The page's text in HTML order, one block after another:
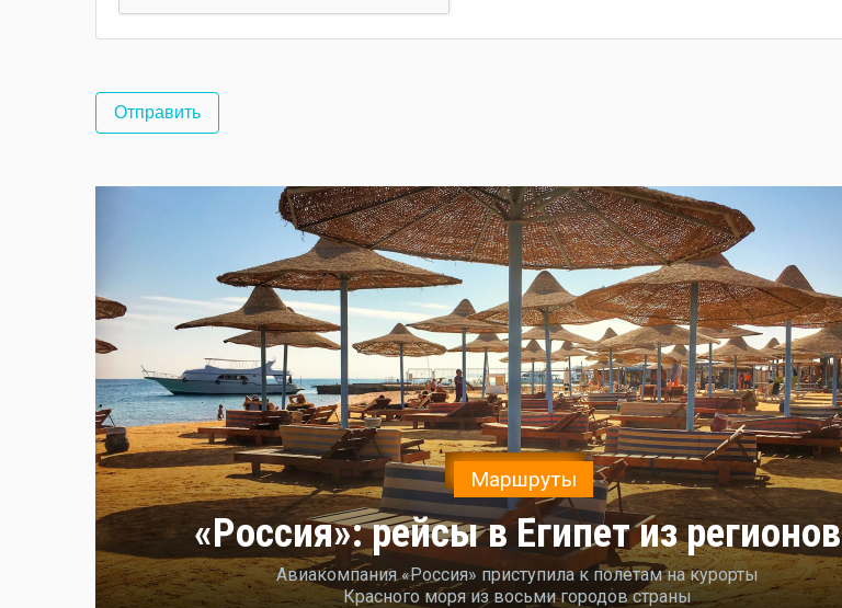
Маршруты
«Россия»: рейсы в Египет из регионов
Авиакомпания «Россия» приступила к полетам на курорты
Красного моря из восьми городов страны